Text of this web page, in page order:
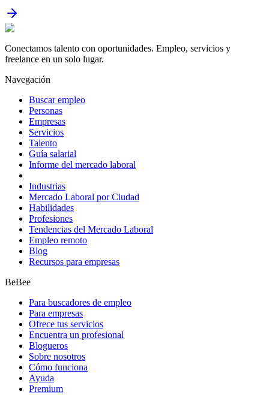
Conectamos talento con oportunidades. Empleo, servicios y
freelance en un solo lugar.
Navegación
Buscar empleo
Personas
Empresas
Servicios
Talento
Guía salarial
Informe del mercado laboral
Industrias
Mercado Laboral por Ciudad
Habilidades
Profesiones
Tendencias del Mercado Laboral
Empleo remoto
Blog
Recursos para empresas
BeBee
Para buscadores de empleo
Para empresas
Ofrece tus servicios
Encuentra un profesional
Blogueros
Sobre nosotros
Cómo funciona
Ayuda
Premium